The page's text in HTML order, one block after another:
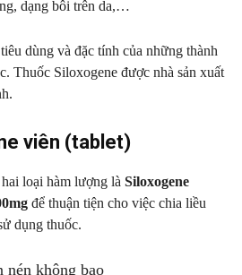
dạng bôi trên da,…
dùng và đặc tính của những thành
Thuốc Siloxogene được nhà sản xuất
viên (tablet)
loại hàm lượng là Siloxogene
để thuận tiện cho việc chia liều
dụng thuốc.
nén không bao